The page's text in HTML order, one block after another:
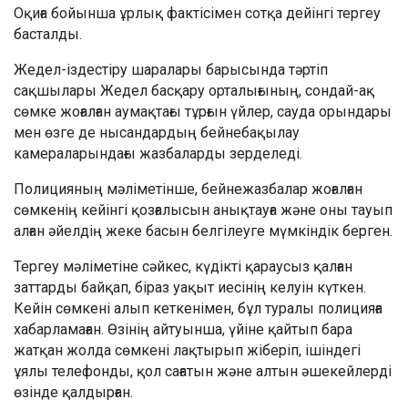
Оқиға бойынша ұрлық фактісімен сотқа дейінгі тергеу
басталды.
Жедел-іздестіру шаралары барысында тәртіп
сақшылары Жедел басқару орталығының, сондай-ақ
сөмке жоғалған аумақтағы тұрғын үйлер, сауда орындары
мен өзге де нысандардың бейнебақылау
камераларындағы жазбаларды зерделеді.
Полицияның мәліметінше, бейнежазбалар жоғалған
сөмкенің кейінгі қозғалысын анықтауға және оны тауып
алған әйелдің жеке басын белгілеуге мүмкіндік берген.
Тергеу мәліметіне сәйкес, күдікті қараусыз қалған
заттарды байқап, біраз уақыт иесінің келуін күткен.
Кейін сөмкені алып кеткенімен, бұл туралы полицияға
хабарламаған. Өзінің айтуынша, үйіне қайтып бара
жатқан жолда сөмкені лақтырып жіберіп, ішіндегі
ұялы телефонды, қол сағатын және алтын әшекейлерді
өзінде қалдырған.